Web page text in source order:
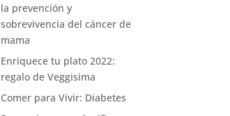
la prevención y
sobrevivencia del cáncer de
mama
Enriquece tu plato 2022:
regalo de Veggisima
Comer para Vivir: Diabetes